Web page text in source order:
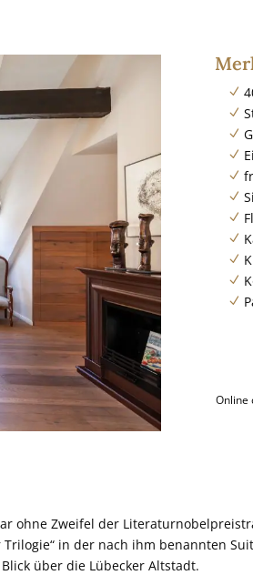
N
N
N
N
N
N
N
N
N
N
N
Online
ohne Zweifel der
in der nach ihm benannten
über die Lübecker Altstadt.